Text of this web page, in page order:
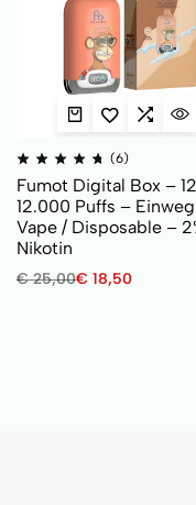
(6)
Fumot Digital Box –
12.000 Puffs – Einweg
Vape / Disposable –
Nikotin
€25,00€ 18,50